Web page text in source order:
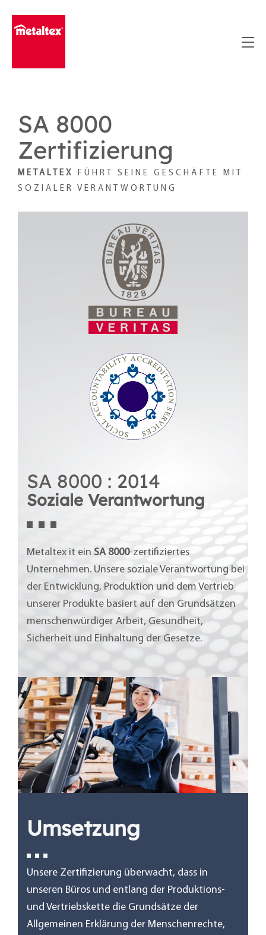
SA 8000
Zertifizierung
METALTEX
FÜHRT SEINE GESCHÄFTE MIT
SOZIALER VERANTWORTUNG
SA 8000 : 2014
Soziale Verantwortung
Metaltex it ein SA 8000-zertifiziertes
Unternehmen. Unsere soziale Verantwortung bei
der Entwicklung, Produktion und dem Vertrieb
unserer Produkte basiert auf den Grundsätzen
menschenwürdiger Arbeit, Gesundheit,
Sicherheit und Einhaltung der Gesetze.
Umsetzung
Unsere Zertifizierung überwacht, dass in
unseren Büros und entlang der Produktions-
und Vertriebskette die Grundsätze der
Allgemeinen Erklärung der Menschenrechte,